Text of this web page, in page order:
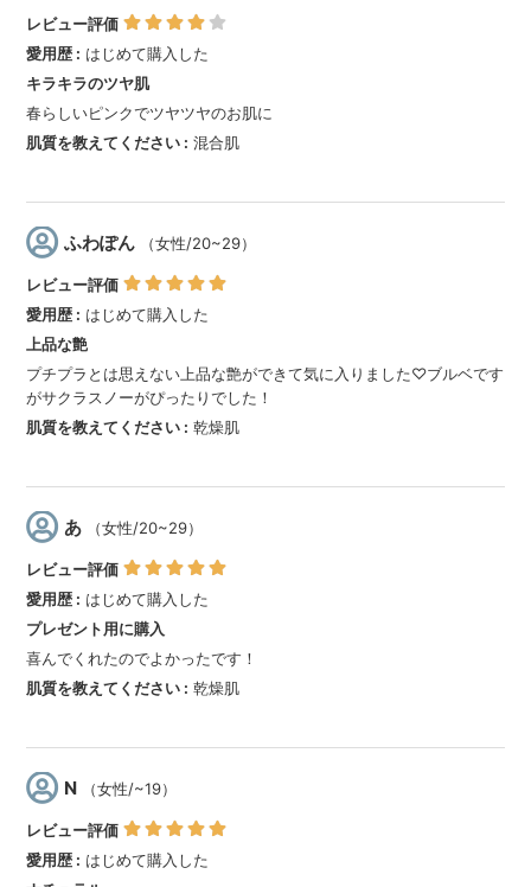
の際はあらかじめ各店舗に
お問い合わせくださいませ
わにしみき #みきぽん #プチ
プラコスメ #うるみハイラ
イター